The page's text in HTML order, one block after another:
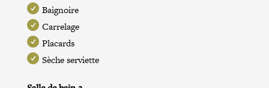
Baignoire
Carrelage
Placards
Sèche serviette